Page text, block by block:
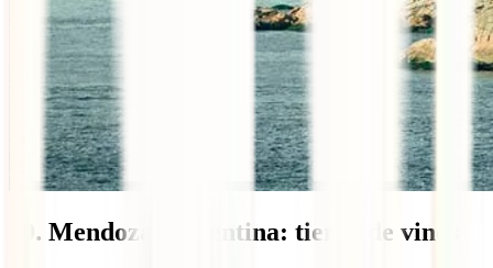
10. Mendoza, Argentina: tierra de vinos